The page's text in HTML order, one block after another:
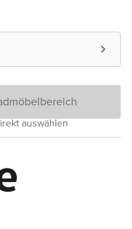
auswählen